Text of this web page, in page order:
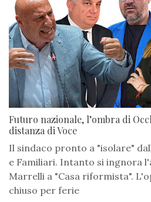
Futuro nazionale, l’ombra di
distanza di Voce
Il sindaco pronto a "isolare"
e Familiari. Intanto si ingnora
Marrelli a "Casa riformista".
chiuso per ferie